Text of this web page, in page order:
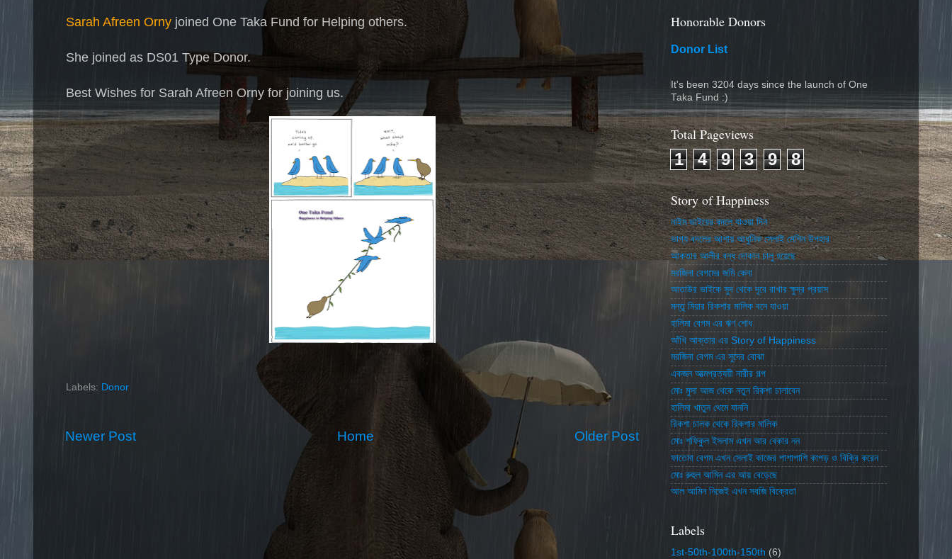
Sarah Afreen Orny joined One Taka Fund for Helping others.
She joined as DS01 Type Donor.
Best Wishes for Sarah Afreen Orny for joining us.
Labels: Donor
Newer Post Older Post
Home
Honorable Donors
Donor List
It's been 3204 days since the launch of One
Taka Fund :)
Total Pageviews
1 4 9 3 9 8
Story of Happiness
নাইম ভাইয়ের বদলে যাওয়া দিন
ভাগ্য বদলের আশায় আধুনিক সেলাই মেশিন উপহার
আকতার আলীর বন্ধ দোকান চালু হয়েছে
মরজিনা বেগমের জমি কেনা
আতাউর ভাইকে সুদ থেকে দূরে রাখার ক্ষুদ্র প্রয়াস
মন্তু মিয়ার রিকশার মালিক বনে যাওয়া
হালিমা বেগম এর ঋণ শোধ
আঁখি আক্তার এর Story of Happiness
মরজিনা বেগম এর সুদের বোঝা
একজন আত্মপ্রত্যয়ী নারীর গল্প
মোঃ মুসা আজ থেকে নতুন রিকশা চালাবেন
হালিমা খাতুন থেমে যাননি
রিকশা চালক থেকে রিকশার মালিক
মোঃ শফিকুল ইসলাম এখন আর বেকার নন
ফাতেমা বেগম এখন সেলাই কাজের পাশাপাশি কাপড় ও বিক্রি করেন
মোঃ রুহুল আমিন এর আয় বেড়েছে
আল আমিন নিজেই এখন সবজি বিক্রেতা
Labels
1st-50th-100th-150th (6)